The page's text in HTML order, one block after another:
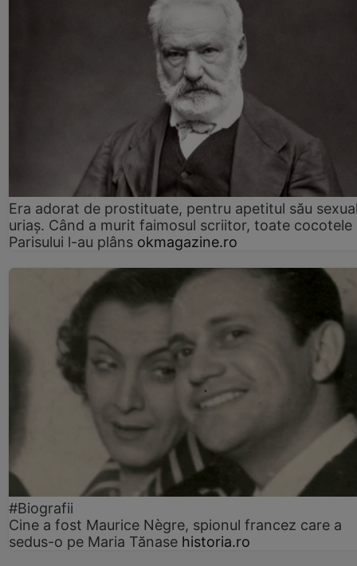
Era adorat de prostituate, pentru apetitul său
uriaș. Când a murit faimosul scriitor, toate cocotele
Parisului l-au plâns okmagazine.ro
#Biografii
Cine a fost Maurice Nègre, spionul francez care a
sedus-o pe Maria Tănase historia.ro